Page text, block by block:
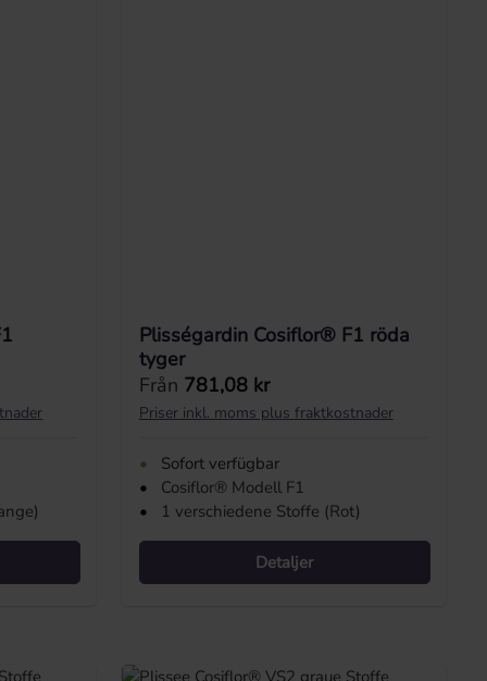
Plisségardin Cosiflor® F1 röda
tyger
Ordinarie pris:
Från 781,08 kr
Priser inkl. moms plus fraktkostnader
•
Sofort verfügbar
•
Cosiflor® Modell F1
•
1 verschiedene Stoffe (Rot)
Detaljer